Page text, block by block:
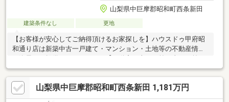
山梨県中巨摩郡昭和町西条新田
建築条件なし 更地
【お客様が安心してご納得頂けるお家探しを】ハウスドゥ甲府昭
和通り店は新築中古一戸建て・マンション・土地等の不動産情報
しない】このテーマを第1に誠実かつ真摯に向き合い当店舗に関わ
る全てのお客様が幸せにお取引出来るようお約束致します。お家
のご購入は物件探しだけでなく、住宅ローン、リフォーム、火災
保険、お引越し等多々に渡るお手続きが必要です。全てのお手続
山梨県中巨摩郡昭和町西条新田 1,181万円